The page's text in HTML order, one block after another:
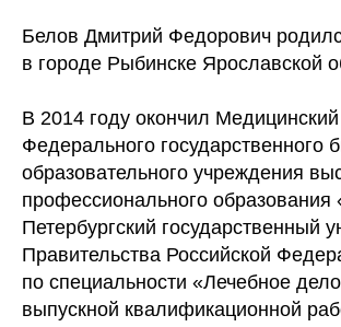
Белов Дмитрий Федорович
в городе Рыбинске Ярославской
В 2014 году окончил
Федерального государственного
образовательного учреждения
профессионального образования
Петербургский государственный
Правительства Российской
по специальности «Лечебное
выпускной квалификационной